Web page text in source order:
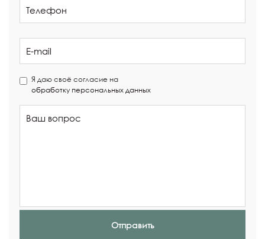
Я даю своё согласие на
обработку персональных данных
Отправить